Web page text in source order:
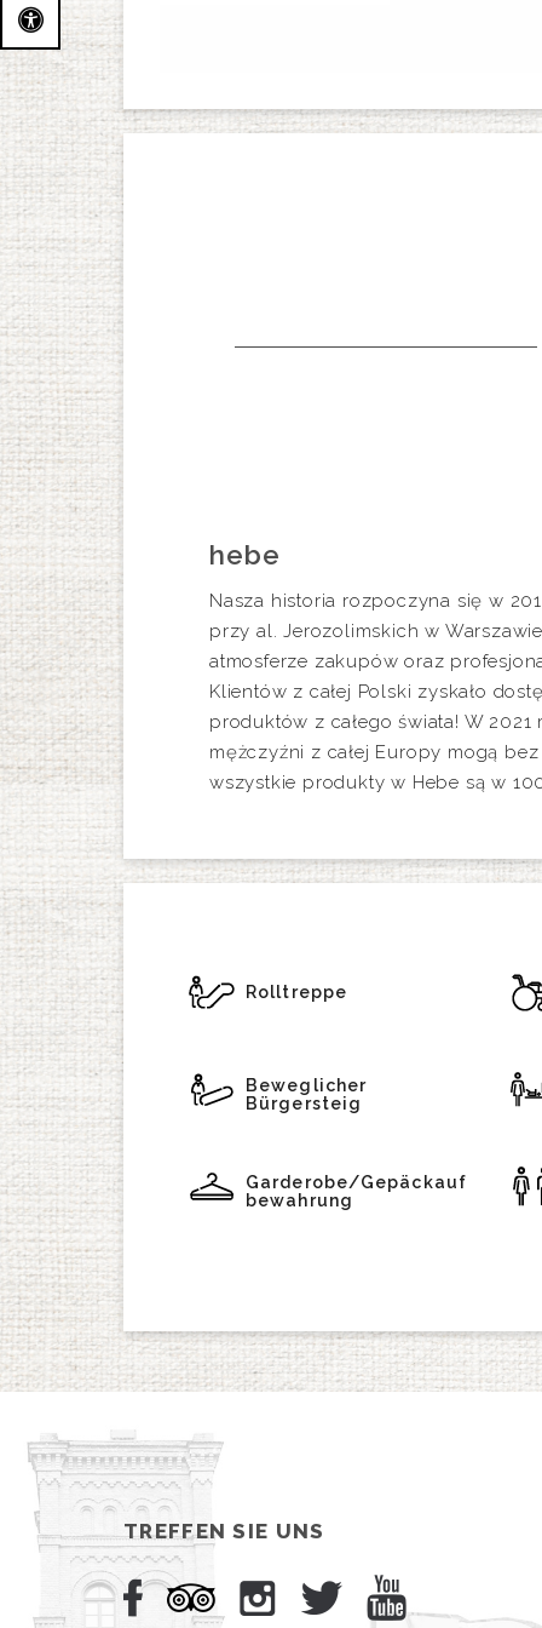
hebe
Nasza historia rozpoczyna się w
przy al. Jerozolimskich w
atmosferze zakupów oraz
Klientów z całej Polski zyskało
produktów z całego świata! W
mężczyźni z całej Europy mogą
wszystkie produkty w Hebe są w
Rolltreppe
Beweglicher
Bürgersteig
Garderobe/Gepäckauf
bewahrung
TREFFEN SIE UNS